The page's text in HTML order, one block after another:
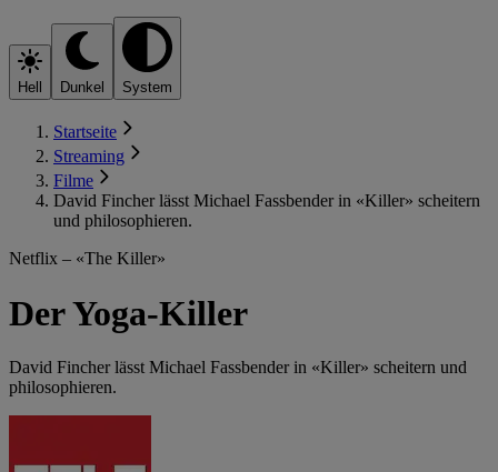
Hell Dunkel System
Startseite
Streaming
Filme
David Fincher lässt Michael Fassbender in «Killer» scheitern
und philosophieren.
Netflix – «The Killer»
Der Yoga-Killer
David Fincher lässt Michael Fassbender in «Killer» scheitern und
philosophieren.